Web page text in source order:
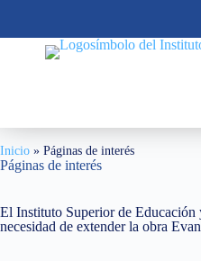
Inicio » Páginas de interés
Páginas de interés
El Instituto Superior de Educación
necesidad de extender la obra